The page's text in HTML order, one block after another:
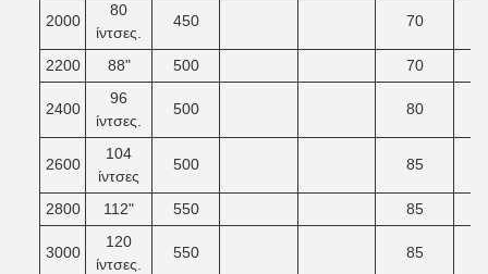
2000
80
ίντσες.
450 70
2200 88" 500 70
2400
96
ίντσες.
500 80
2600
104
ίντσες
500 85
2800 112" 550 85
3000
120
ίντσες.
550 85